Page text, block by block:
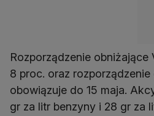
Rozporządzenie obniżające
8 proc. oraz
obowiązuje do 15 maja.
gr za litr benzyny i 28 gr za